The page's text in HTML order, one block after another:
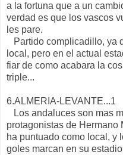
a la fortuna que a un
verdad es que los vascos
les pare.
Partido complicadillo, ya
local, pero en el actual
fiar de como acabara la
triple...
6.ALMERIA-LEVANTE...1
Los andaluces son mas
protagonistas de Hermano
ha puntuado como local, y
goles marcan en su